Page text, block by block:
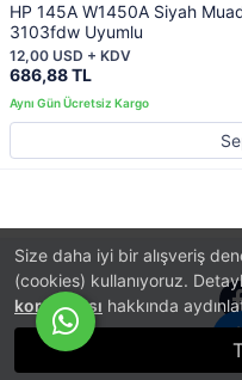
Size daha iyi bir alışveriş
(cookies) kullanıyoruz.
korunması hakkında
HP 145A W1450A Siyah
3103fdw Uyumlu
686,88 TL
12,00 USD + KDV
E-